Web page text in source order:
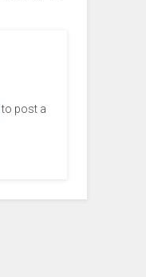
to post a